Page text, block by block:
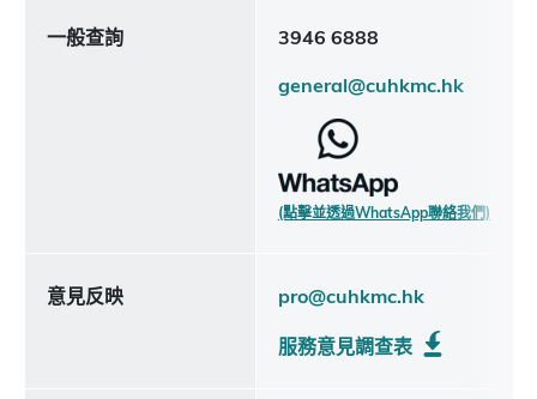
一般查詢
3946 6888
general@cuhkmc.hk
(點擊並透過WhatsApp聯絡我們)
意見反映 pro@cuhkmc.hk
服務意見調查表